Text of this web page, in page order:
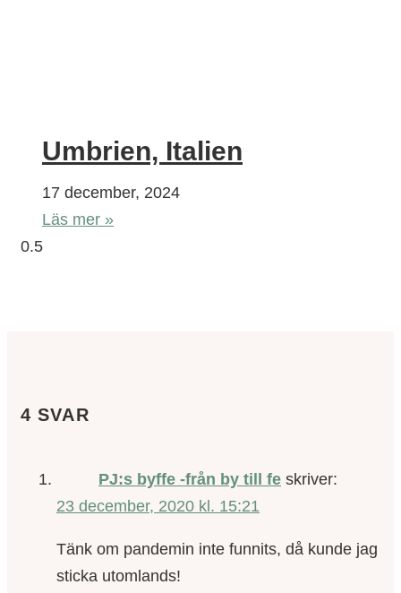
Umbrien, Italien
17 december, 2024
Läs mer »
4 SVAR
PJ:s byffe -från by till fe skriver:
23 december, 2020 kl. 15:21
Tänk om pandemin inte funnits, då kunde jag
sticka utomlands!